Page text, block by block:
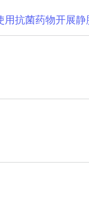
抗菌药物开展